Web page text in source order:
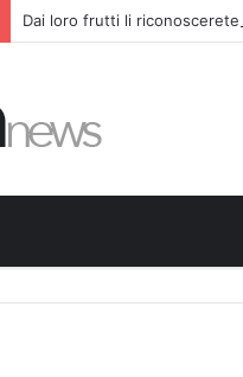
Dai loro frutti li riconoscerete